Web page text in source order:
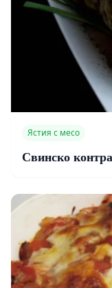
Ястия с месо
Свинско